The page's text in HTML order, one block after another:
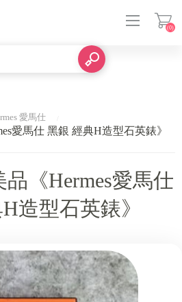
(0)
愛馬仕
愛馬仕 黑銀 經典H造型石英錶》
品《Hermes愛馬仕
造型石英錶》